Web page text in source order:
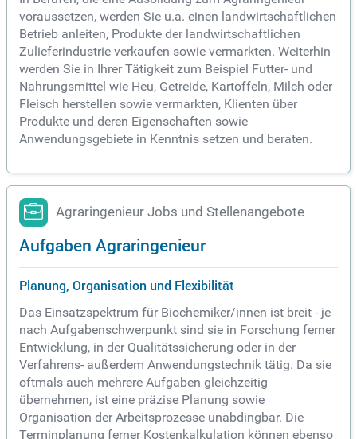
voraussetzen, werden Sie u.a. einen landwirtschaftlichen
Betrieb anleiten, Produkte der landwirtschaftlichen
Zulieferindustrie verkaufen sowie vermarkten. Weiterhin
werden Sie in Ihrer Tätigkeit zum Beispiel Futter- und
Nahrungsmittel wie Heu, Getreide, Kartoffeln, Milch oder
Fleisch herstellen sowie vermarkten, Klienten über
Produkte und deren Eigenschaften sowie
Anwendungsgebiete in Kenntnis setzen und beraten.
Agraringenieur Jobs und Stellenangebote
Aufgaben Agraringenieur
Planung, Organisation und Flexibilität
Das Einsatzspektrum für Biochemiker/innen ist breit - je
nach Aufgabenschwerpunkt sind sie in Forschung ferner
Entwicklung, in der Qualitätssicherung oder in der
Verfahrens- außerdem Anwendungstechnik tätig. Da sie
oftmals auch mehrere Aufgaben gleichzeitig
übernehmen, ist eine präzise Planung sowie
Organisation der Arbeitsprozesse unabdingbar. Die
Terminplanung ferner Kostenkalkulation können ebenso